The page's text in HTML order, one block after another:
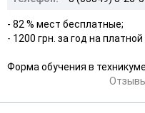
- 82 % мест бесплатные;
- 1200 грн. за год на платной
Форма обучения в